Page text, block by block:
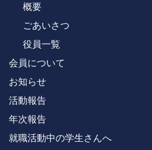
概要
ごあいさつ
役員一覧
会員について
お知らせ
活動報告
年次報告
就職活動中の学生さんへ